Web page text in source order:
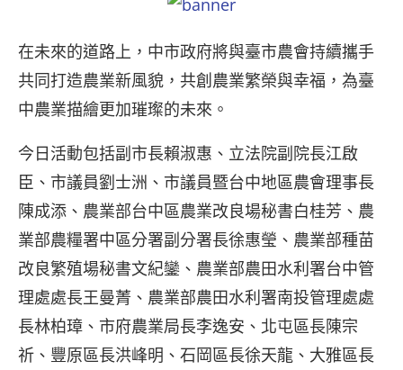
在未來的道路上，中市政府將與臺市農會持續攜手
共同打造農業新風貌，共創農業繁榮與幸福，為臺
中農業描繪更加璀璨的未來。
今日活動包括副市長賴淑惠、立法院副院長江啟
臣、市議員劉士洲、市議員暨台中地區農會理事長
陳成添、農業部台中區農業改良場秘書白桂芳、農
業部農糧署中區分署副分署長徐惠瑩、農業部種苗
改良繁殖場秘書文紀鑾、農業部農田水利署台中管
理處處長王曼菁、農業部農田水利署南投管理處處
長林柏璋、市府農業局長李逸安、北屯區長陳宗
祈、豐原區長洪峰明、石岡區長徐天龍、大雅區長